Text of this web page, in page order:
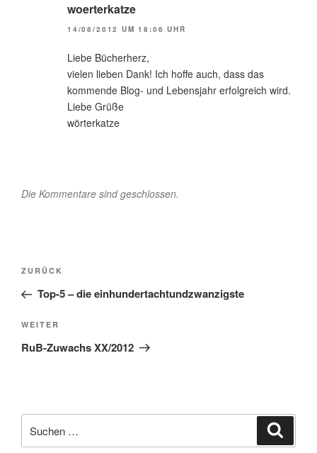
woerterkatze
14/08/2012 UM 18:06 UHR
Liebe Bücherherz,
vielen lieben Dank! Ich hoffe auch, dass das
kommende Blog- und Lebensjahr erfolgreich wird.
Liebe Grüße
wörterkatze
Die Kommentare sind geschlossen.
Beitragsnavigation
Vorheriger
Beitrag
ZURÜCK
Top-5 – die einhundertachtundzwanzigste
Nächster
Beitrag
WEITER
RuB-Zuwachs XX/2012
nach: